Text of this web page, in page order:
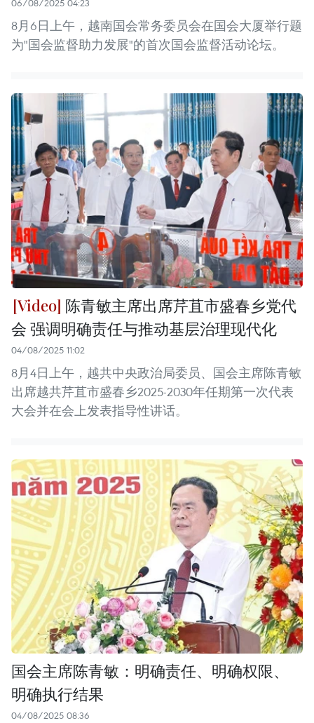
06/08/2025 04:23
8月6日上午，越南国会常务委员会在国会大厦举行题
为"国会监督助力发展"的首次国会监督活动论坛。
陈青敏主席出席芹苴市盛春乡党代
会 强调明确责任与推动基层治理现代化
04/08/2025 11:02
8月4日上午，越共中央政治局委员、国会主席陈青敏
出席越共芹苴市盛春乡2025-2030年任期第一次代表
大会并在会上发表指导性讲话。
国会主席陈青敏：明确责任、明确权限、
明确执行结果
04/08/2025 08:36